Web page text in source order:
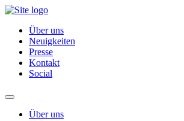
Über uns
Neuigkeiten
Presse
Kontakt
Social
Über uns